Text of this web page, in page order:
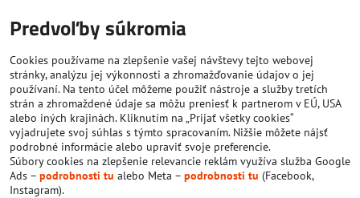
Predvoľby súkromia
Cookies používame na zlepšenie vašej návštevy tejto webovej
stránky, analýzu jej výkonnosti a zhromažďovanie údajov o jej
používaní. Na tento účel môžeme použiť nástroje a služby tretích
strán a zhromaždené údaje sa môžu preniesť k partnerom v EÚ, USA
alebo iných krajinách. Kliknutím na „Prijať všetky cookies“
vyjadrujete svoj súhlas s týmto spracovaním. Nižšie môžete nájsť
podrobné informácie alebo upraviť svoje preferencie.
Súbory cookies na zlepšenie relevancie reklám využíva služba Google
Ads – podrobnosti tu alebo Meta – podrobnosti tu (Facebook,
Instagram).